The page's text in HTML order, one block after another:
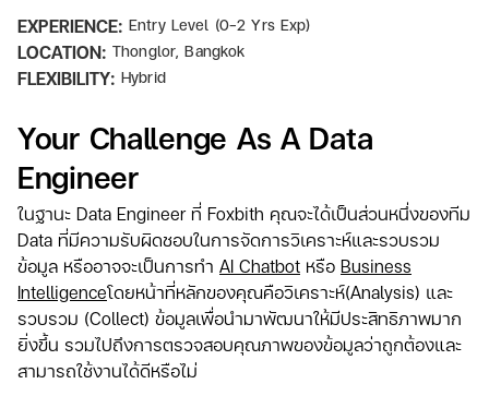
EXPERIENCE: Entry Level (0-2 Yrs Exp)
LOCATION: Thonglor, Bangkok
FLEXIBILITY: Hybrid
Your Challenge As A Data
Engineer
ในฐานะ Data Engineer ที่ Foxbith คุณจะได้เป็นส่วนหนึ่งของทีม
Data ที่มีความรับผิดชอบในการจัดการวิเคราะห์และรวบรวม
ข้อมูล หรืออาจจะเป็นการทำ AI Chatbot หรือ Business
Intelligenceโดยหน้าที่หลักของคุณคือวิเคราะห์(Analysis) และ
รวบรวม (Collect) ข้อมูลเพื่อนำมาพัฒนาให้มีประสิทธิภาพมาก
ยิ่งขึ้น รวมไปถึงการตรวจสอบคุณภาพของข้อมูลว่าถูกต้องและ
สามารถใช้งานได้ดีหรือไม่